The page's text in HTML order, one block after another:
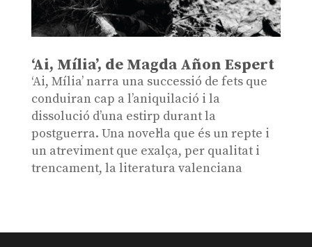
‘Ai, Mília’, de Magda Añon Espert
‘Ai, Mília’ narra una successió de fets que
conduiran cap a l’aniquilació i la
dissolució d’una estirp durant la
postguerra. Una novel·la que és un repte i
un atreviment que exalça, per qualitat i
trencament, la literatura valenciana